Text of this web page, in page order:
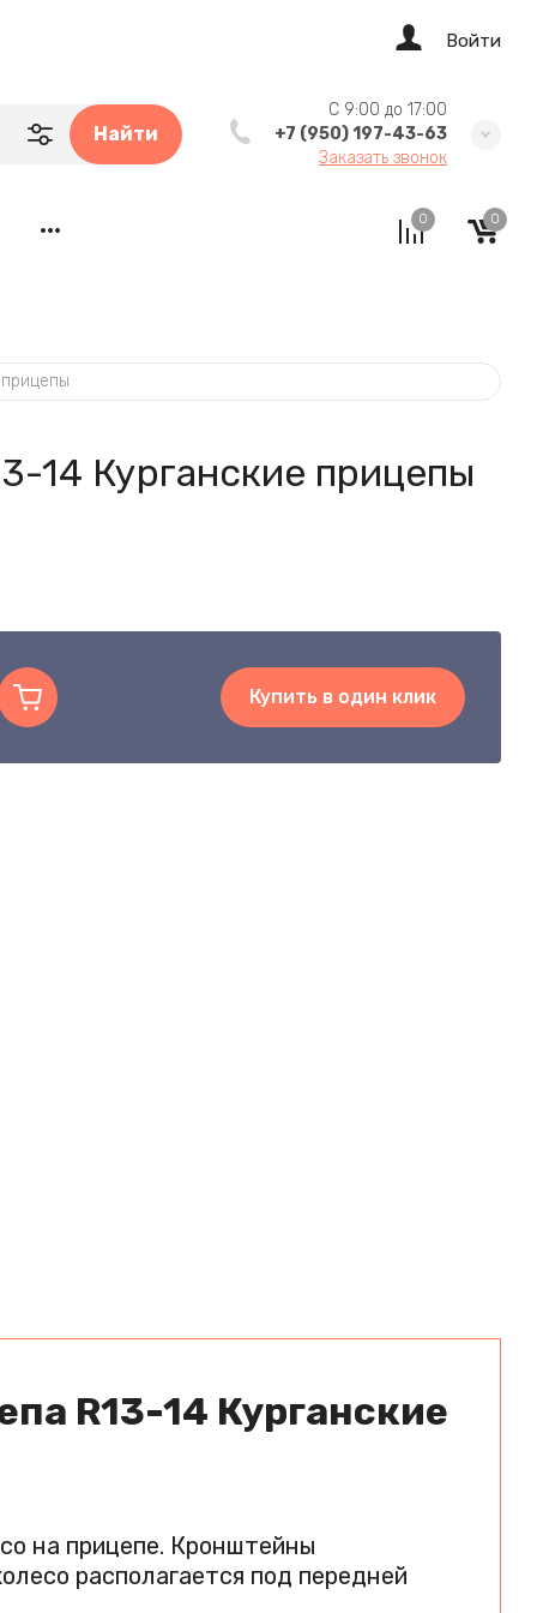
Войти
Найти
C 9:00 до 17:00
+7 (950) 197-43-63
Заказать звонок
•••
0 0
Tea
14 Курганские прицепы
Купить в один клик
R13-14 Курганские
на прицепе. Кронштейны
располагается под передней